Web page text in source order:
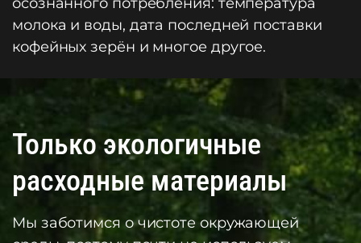
молока и воды, дата последней поставки
кофейных зерён и многое другое.
Только экологичные
расходные материалы
Мы заботимся о чистоте окружающей